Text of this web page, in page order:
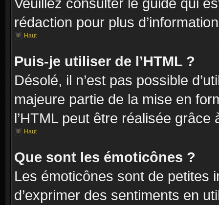
rédaction pour plus
Haut
Puis-je utiliser de l’HTML ?
Désolé, il n’est pas possible
majeure partie de la mise en
l’HTML peut être réalisée grâce
Haut
Que sont les émoticônes ?
Les émoticônes sont de petites
d’exprimer des sentiments en